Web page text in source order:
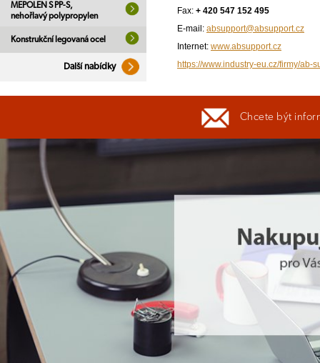
MEPOLEN S PP-S,
nehořlavý polypropylen
Konstrukční legovaná ocel
Další nabídky
Fax: + 420 547 152 495
E-mail: absupport@absupport.cz
Internet: www.absupport.cz
https://www.industry-eu.cz/firmy/ab-
Chcete být